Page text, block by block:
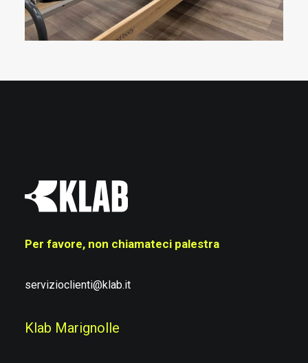
Per favore, non chiamateci palestra
servizioclienti@klab.it
Klab Marignolle